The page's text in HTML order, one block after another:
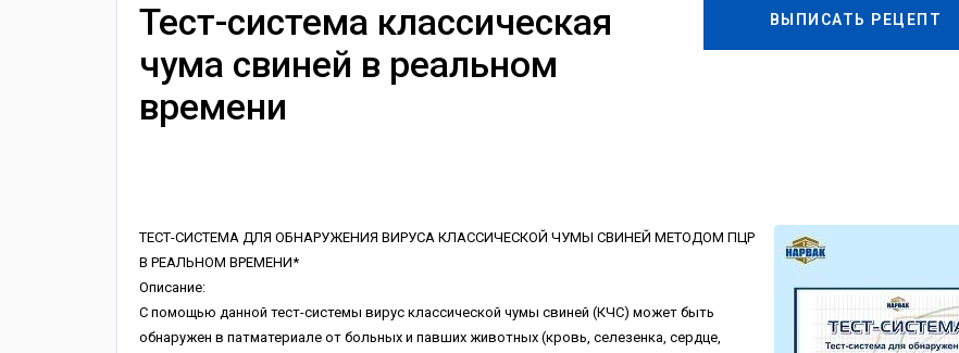
ВЫПИСАТЬ РЕЦЕПТ
Тест-система классическая
чума свиней в реальном
времени
ТЕСТ-СИСТЕМА ДЛЯ ОБНАРУЖЕНИЯ ВИРУСА КЛАССИЧЕСКОЙ ЧУМЫ СВИНЕЙ МЕТОДОМ ПЦР
В РЕАЛЬНОМ ВРЕМЕНИ*
Описание:
С помощью данной тест-системы вирус классической чумы свиней (КЧС) может быть
обнаружен в патматериале от больных и павших животных (кровь, селезенка, сердце,